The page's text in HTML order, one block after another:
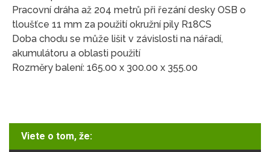
Pracovní dráha až 204 metrů při řezání desky OSB o
tloušťce 11 mm za použití okružní pily R18CS
Doba chodu se může lišit v závislosti na nářadí,
akumulátoru a oblasti použití
Rozměry balení: 165.00 x 300.00 x 355.00
Viete o tom, že: